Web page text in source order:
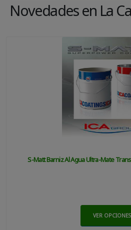
Novedades en La
S-Matt Barniz Al Agua Ultra-Mate
VER OPCIONES